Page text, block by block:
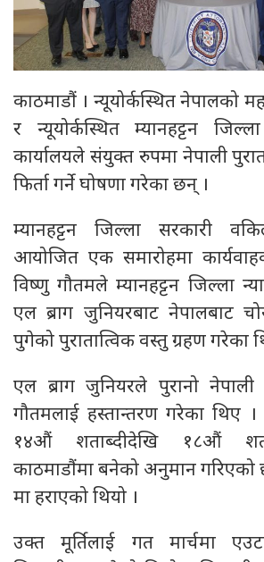
काठमाडौं । न्यूयोर्कस्थित नेपालको
र न्यूयोर्कस्थित म्यानहट्टन
कार्यालयले संयुक्त रुपमा नेपाली
फिर्ता गर्ने घोषणा गरेका छन् ।
म्यानहट्टन जिल्ला सरकारी
आयोजित एक समारोहमा
विष्णु गौतमले म्यानहट्टन जिल्ला
एल ब्राग जुनियरबाट नेपालबाट
पुगेको पुरातात्विक वस्तु ग्रहण गरेका
एल ब्राग जुनियरले पुरानो नेपाली
गौतमलाई हस्तान्तरण गरेका थिए
१४औं शताब्दीदेखि १८औं
काठमाडौंमा बनेको अनुमान गरिएको
मा हराएको थियो ।
उक्त मूर्तिलाई गत मार्चमा